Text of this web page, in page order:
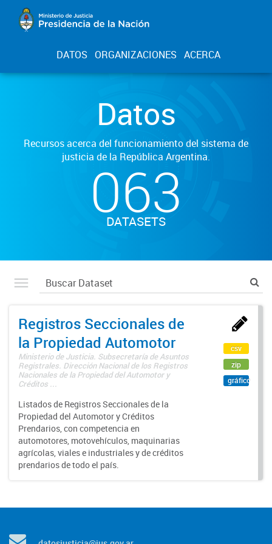
DATOS ORGANIZACIONES ACERCA
Datos
Recursos acerca del funcionamiento del sistema de
justicia de la República Argentina.
063
DATASETS
Registros Seccionales de
la Propiedad Automotor
Ministerio de Justicia. Subsecretaría de Asuntos
Registrales. Dirección Nacional de los Registros
Nacionales de la Propiedad del Automotor y
Créditos ...
Listados de Registros Seccionales de la
Propiedad del Automotor y Créditos
Prendarios, con competencia en
automotores, motovehículos, maquinarias
agrícolas, viales e industriales y de créditos
prendarios de todo el país.
csv
zip
gráfico